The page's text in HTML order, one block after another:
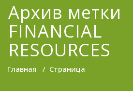
Архив метки
FINANCIAL
RESOURCES
Главная / Страница